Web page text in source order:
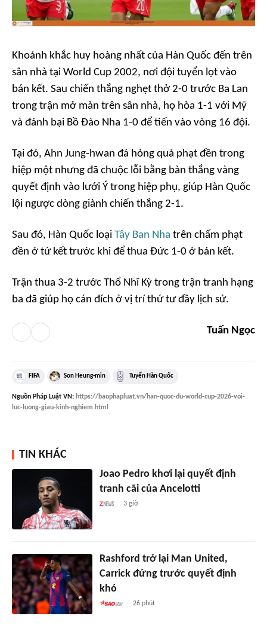
Khoảnh khắc huy hoàng nhất của Hàn Quốc đến trên
sân nhà tại World Cup 2002, nơi đội tuyển lọt vào
bán kết. Sau chiến thắng nghẹt thở 2-0 trước Ba Lan
trong trận mở màn trên sân nhà, họ hòa 1-1 với Mỹ
và đánh bại Bồ Đào Nha 1-0 để tiến vào vòng 16 đội.
Tại đó, Ahn Jung-hwan đá hỏng quả phạt đền trong
hiệp một nhưng đã chuộc lỗi bằng bàn thắng vàng
quyết định vào lưới Ý trong hiệp phụ, giúp Hàn Quốc
lội ngược dòng giành chiến thắng 2-1.
Sau đó, Hàn Quốc loại Tây Ban Nha trên chấm phạt
đền ở tứ kết trước khi để thua Đức 1-0 ở bán kết.
Trận thua 3-2 trước Thổ Nhĩ Kỳ trong trận tranh hạng
ba đã giúp họ cán đích ở vị trí thứ tư đầy lịch sử.
Tuấn Ngọc
FIFA Son Heung-min Tuyển Hàn Quốc
Nguồn Pháp Luật VN: https://baophapluat.vn/han-quoc-du-world-cup-2026-voi-
luc-luong-giau-kinh-nghiem.html
TIN KHÁC
Joao Pedro khơi lại quyết định
tranh cãi của Ancelotti
3 giờ
Rashford trở lại Man United,
Carrick đứng trước quyết định
khó
26 phút